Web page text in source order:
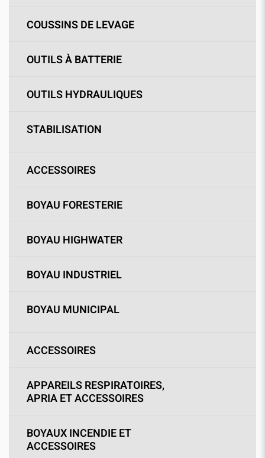
COUSSINS DE LEVAGE
OUTILS À BATTERIE
OUTILS HYDRAULIQUES
STABILISATION
ACCESSOIRES
BOYAU FORESTERIE
BOYAU HIGHWATER
BOYAU INDUSTRIEL
BOYAU MUNICIPAL
ACCESSOIRES
APPAREILS RESPIRATOIRES,
APRIA ET ACCESSOIRES
BOYAUX INCENDIE ET
ACCESSOIRES